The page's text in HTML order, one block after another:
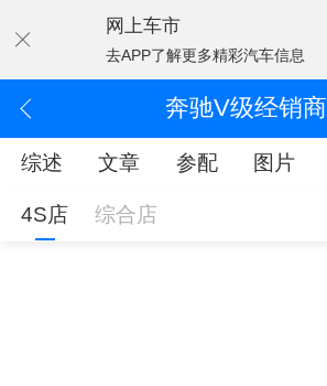
网上车市
去APP了解更多精彩汽车信息
奔驰V级经销商
综述 文章 参配 图片
4S店 综合店